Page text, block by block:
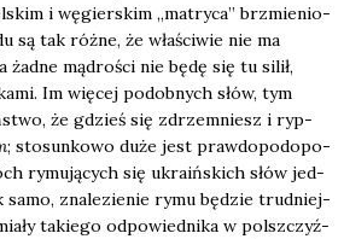
i węgier­skim „matry­ca” brzmie­nio­
są tak róż­ne, że wła­ści­wie nie ma
żad­ne mądro­ści nie będę się tu silił,
Im wię­cej podob­nych słów, tym
że gdzieś się zdrzem­niesz i ryp­
; sto­sun­ko­wo duże jest praw­do­po­do­po­
rymu­ją­cych się ukra­iń­skich słów jed­
zna­le­zie­nie rymu będzie trud­niej­
takie­go odpo­wied­ni­ka w pol­sz­czyź­